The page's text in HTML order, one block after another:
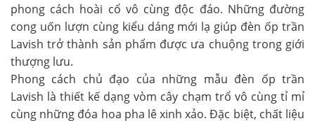
phong cách hoài cổ vô cùng độc đáo. Những đường
cong uốn lượn cùng kiểu dáng mới lạ giúp đèn ốp trần
Lavish trở thành sản phẩm được ưa chuộng trong giới
thượng lưu.
Phong cách chủ đạo của những mẫu đèn ốp trần
Lavish là thiết kế dạng vòm cây chạm trổ vô cùng tỉ mỉ
cùng những đóa hoa pha lê xinh xảo. Đặc biệt, chất liệu